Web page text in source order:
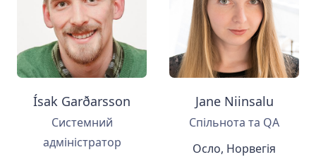
Ísak Garðarsson
Системний
адміністратор
Jane Niinsalu
Спільнота та QA
Осло, Норвегія